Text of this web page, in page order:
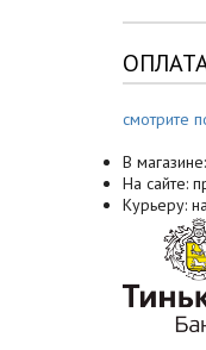
смотрите
В
На сайте:
Курьеру: